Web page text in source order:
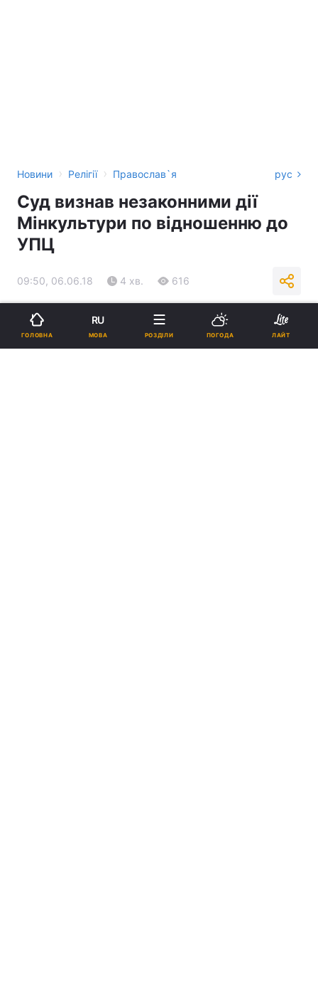
Новини › Релігії › Православ`я рус
Суд визнав незаконними дії
Мінкультури по відношенню до
УПЦ
09:50, 06.06.18 4 хв. 616
Підпишіться на нас в Google
ГОЛОВНА
RU
МОВА РОЗДІЛИ ПОГОДА ЛАЙТ